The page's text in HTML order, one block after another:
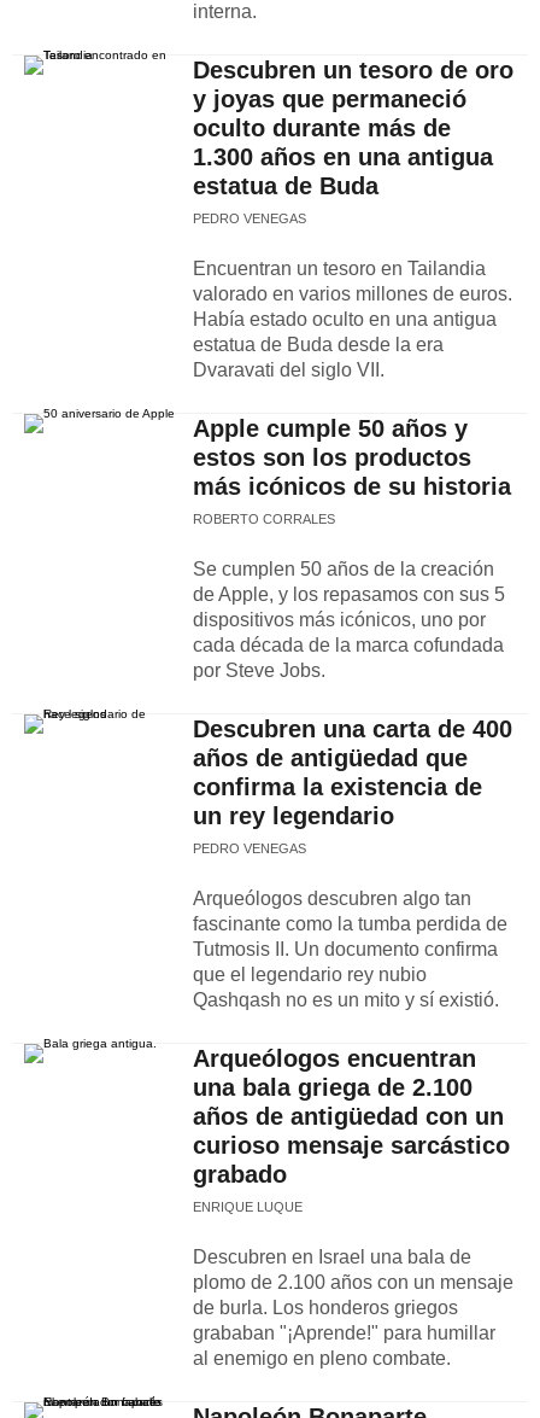
interna.
Descubren un tesoro de oro
y joyas que permaneció
oculto durante más de
1.300 años en una antigua
estatua de Buda
PEDRO VENEGAS
Encuentran un tesoro en Tailandia
valorado en varios millones de euros.
Había estado oculto en una antigua
estatua de Buda desde la era
Dvaravati del siglo VII.
Apple cumple 50 años y
estos son los productos
más icónicos de su historia
ROBERTO CORRALES
Se cumplen 50 años de la creación
de Apple, y los repasamos con sus 5
dispositivos más icónicos, uno por
cada década de la marca cofundada
por Steve Jobs.
Descubren una carta de 400
años de antigüedad que
confirma la existencia de
un rey legendario
PEDRO VENEGAS
Arqueólogos descubren algo tan
fascinante como la tumba perdida de
Tutmosis II. Un documento confirma
que el legendario rey nubio
Qashqash no es un mito y sí existió.
Arqueólogos encuentran
una bala griega de 2.100
años de antigüedad con un
curioso mensaje sarcástico
grabado
ENRIQUE LUQUE
Descubren en Israel una bala de
plomo de 2.100 años con un mensaje
de burla. Los honderos griegos
grababan "¡Aprende!" para humillar
al enemigo en pleno combate.